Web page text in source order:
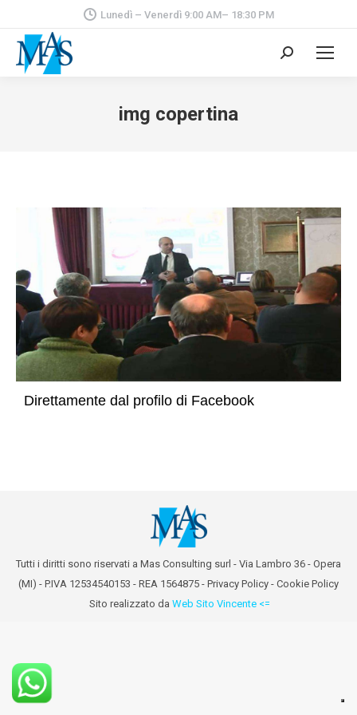
Lunedì – Venerdì 9:00 AM– 18:30 PM
Cerca:
img copertina
Direttamente dal profilo di Facebook
Tutti i diritti sono riservati a Mas Consulting surl - Via Lambro 36 - Opera
(MI) - P.IVA 12534540153 - REA 1564875 - Privacy Policy - Cookie Policy
Sito realizzato da Web Sito Vincente <=